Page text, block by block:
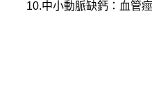
10.中小動脈缺鈣：血管